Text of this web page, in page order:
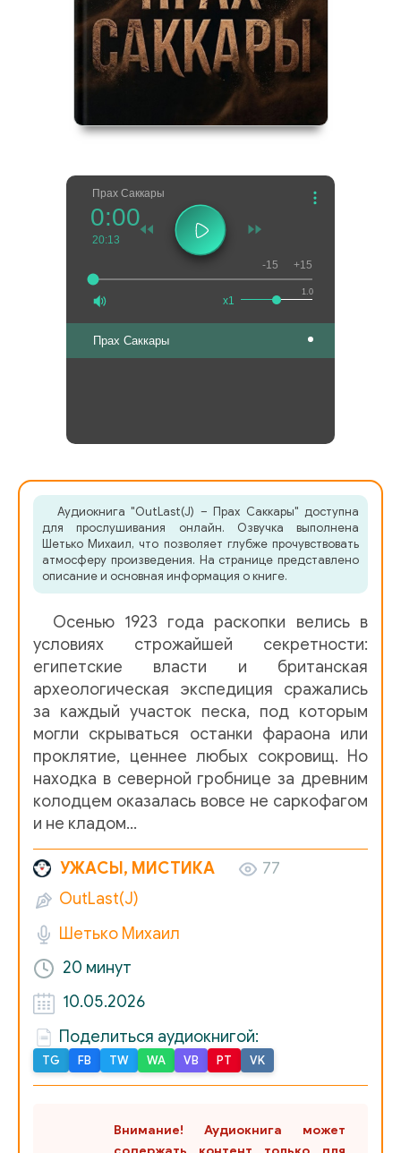
Прах Саккары
0:00
20:13
1.0
x1
-15 +15
Прах Саккары
Аудиокнига "OutLast(J) – Прах Саккары" доступна
для прослушивания онлайн. Озвучка выполнена
Шетько Михаил, что позволяет глубже прочувствовать
атмосферу произведения. На странице представлено
описание и основная информация о книге.
Осенью 1923 года раскопки велись в
условиях строжайшей секретности:
египетские власти и британская
археологическая экспедиция сражались
за каждый участок песка, под которым
могли скрываться останки фараона или
проклятие, ценнее любых сокровищ. Но
находка в северной гробнице за древним
колодцем оказалась вовсе не саркофагом
и не кладом…
УЖАСЫ, МИСТИКА
77
OutLast(J)
Шетько Михаил
20 минут
10.05.2026
Поделиться аудиокнигой:
TG FB TW WA VB PT VK
Внимание! Аудиокнига может